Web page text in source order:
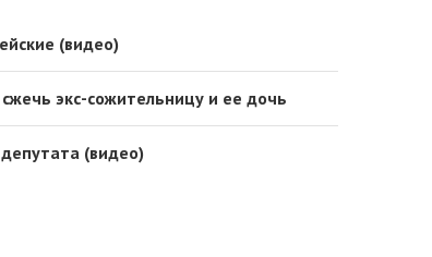
(видео)
экс-сожительницу и ее дочь
(видео)